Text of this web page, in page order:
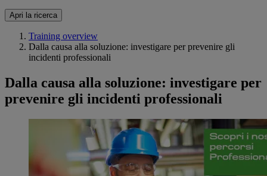
Apri la ricerca
Training overview
Dalla causa alla soluzione: investigare per prevenire gli
incidenti professionali
Dalla causa alla soluzione: investigare per
prevenire gli incidenti professionali